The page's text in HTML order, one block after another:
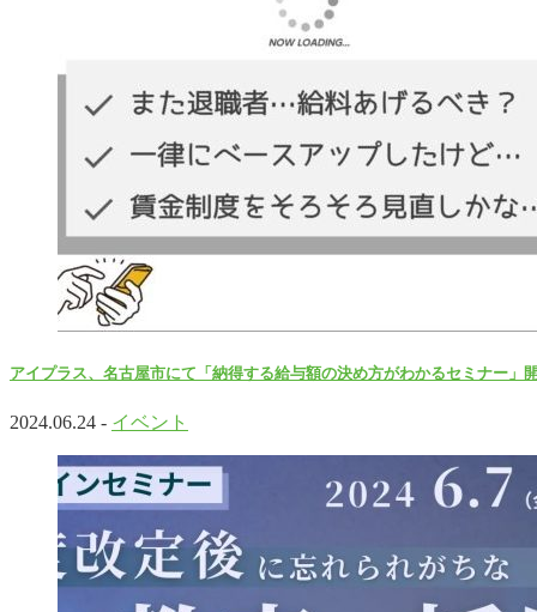
アイプラス、名古屋市にて「納得する給与額の決め方がわかるセミナー」
2024.06.24 - イベント